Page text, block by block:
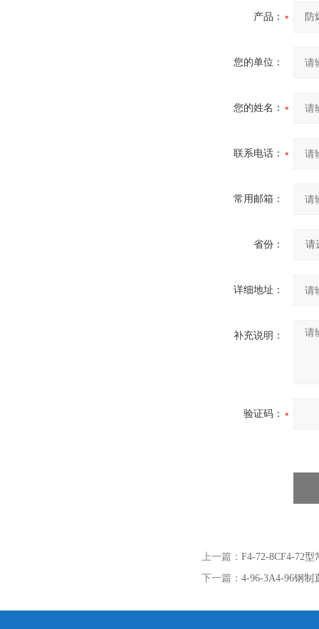
产品：
您的单位：
您的姓名：
联系电话：
常用邮箱：
省份：
详细地址：
补充说明：
验证码：
上一篇： F4-72-8CF4-72
下一篇： 4-96-3A4-96钢制